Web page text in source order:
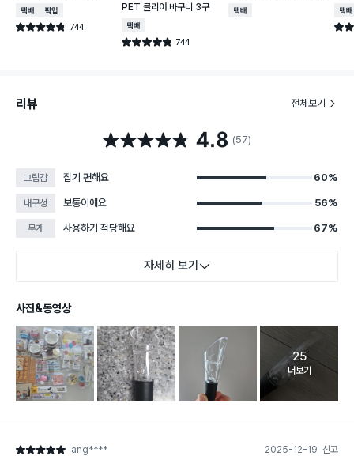
택배배송매장픽업
별점 4.8점 744
건 작성
PET 클리어 바구니 3구
택배배송
별점 4.8점 744
건 작성
택배배송 택배
별점
리뷰 전체보기
별점 4.8점 4.8 (57)
그립감 잡기 편해요 60%
내구성 보통이에요 56%
무게 사용하기 적당해요 67%
자세히 보기
사진&동영상
고객 리뷰
25
더보기
별점 5점 ang**** 2025-12-19 신고